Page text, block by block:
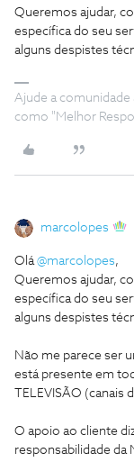
Queremos ajudar,
específica do seu
alguns despistes
Ajude a
como "Melhor
marcolopes
Olá@marcolopes,
Queremos ajudar,
específica do seu
alguns despistes
Não me parece ser
está presente em
TELEVISÃO (canais
O apoio ao cliente
responsabilidade da